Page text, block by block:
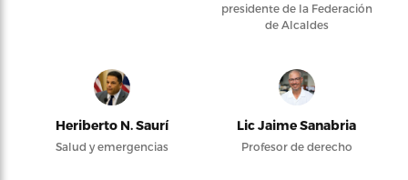
presidente de la Federación
de Alcaldes
Heriberto N. Saurí
Salud y emergencias
Lic Jaime Sanabria
Profesor de derecho